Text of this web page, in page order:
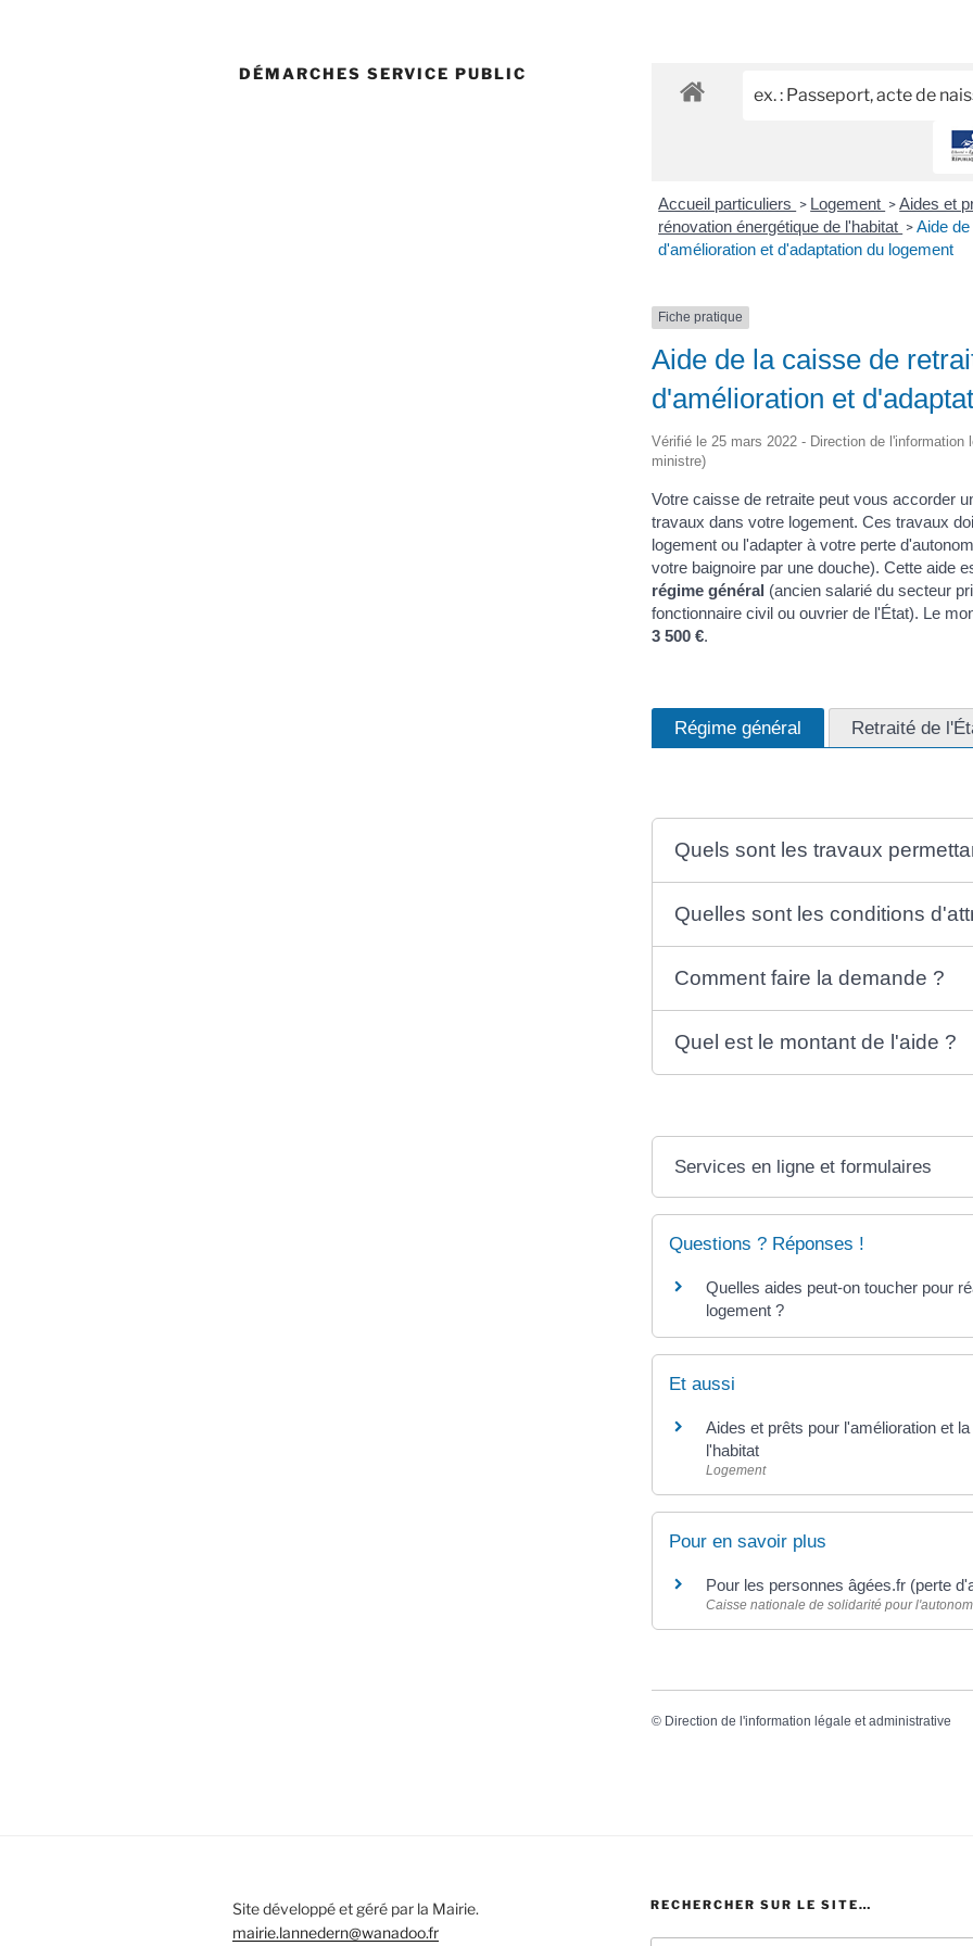
DÉMARCHES SERVICE PUBLIC
Accueil particuliers > Logement >Aides et
rénovation énergétique de l'habitat >Aide
d'amélioration et d'adaptation du logement
Fiche pratique
Aide de la caisse de
d'amélioration et
Vérifié le 25 mars 2022 - Direction de l'information
ministre)
Votre caisse de retraite peut vous accorder
travaux dans votre logement. Ces travaux
logement ou l'adapter à votre perte
votre baignoire par une douche). Cette aide
régime général (ancien salarié du secteur
fonctionnaire civil ou ouvrier de l'État). Le
3 500 €.
Régime général Retraité de
Quels sont les travaux
Quelles sont les conditions
Comment faire la demande ?
Quel est le montant de l'aide ?
Services en ligne et formulaires
Questions ? Réponses !
Quelles aides peut-on toucher pour
logement ?
Et aussi
Aides et prêts pour l'amélioration et
l'habitat
Logement
Pour en savoir plus
Pour les personnes âgées.fr (perte
Caisse nationale de solidarité pour
© Direction de l'information légale et administrative
Site développé et géré par la Mairie.
mairie.lannedern@wanadoo.fr
RECHERCHER SUR LE SITE…